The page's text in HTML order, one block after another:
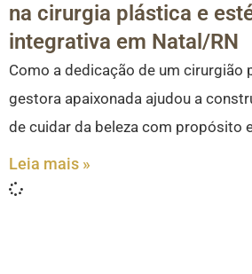
na cirurgia plástica e
integrativa em Natal/RN
Como a dedicação de um cirurgião
gestora apaixonada ajudou a
de cuidar da beleza com propósito
Leia mais »